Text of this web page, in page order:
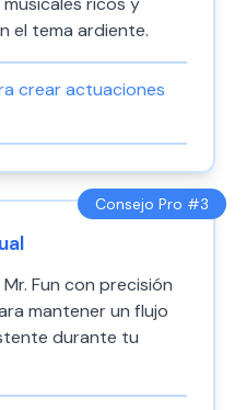
el tema ardiente.
crear actuaciones
Consejo Pro #3
Fun con precisión
mantener un flujo
durante tu